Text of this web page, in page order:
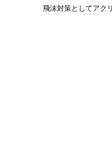
飛沫対策としてアク